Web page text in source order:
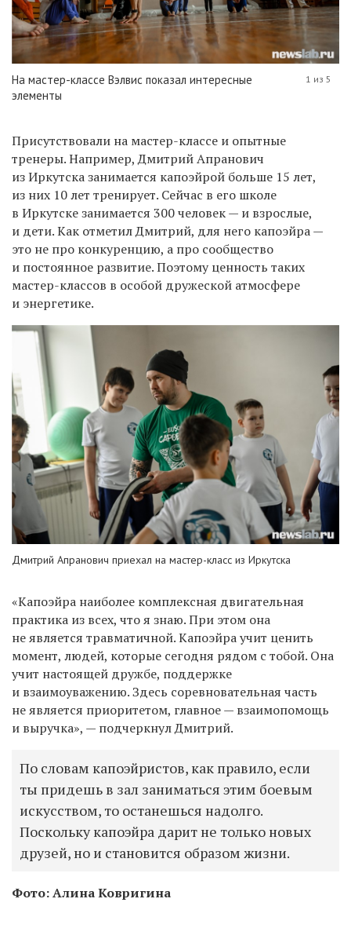
На мастер-классе Вэлвис показал интересные
элементы
1 из 5
Присутствовали на мастер-классе и опытные
тренеры. Например, Дмитрий Апранович
из Иркутска занимается капоэйрой больше 15 лет,
из них 10 лет тренирует. Сейчас в его школе
в Иркутске занимается 300 человек — и взрослые,
и дети. Как отметил Дмитрий, для него капоэйра —
это не про конкуренцию, а про сообщество
и постоянное развитие. Поэтому ценность таких
мастер-классов в особой дружеской атмосфере
и энергетике.
Дмитрий Апранович приехал на мастер-класс из Иркутска
«Капоэйра наиболее комплексная двигательная
практика из всех, что я знаю. При этом она
не является травматичной.Капоэйра учит ценить
момент, людей, которые сегодня рядом с тобой. Она
учит настоящей дружбе, поддержке
и взаимоуважению. Здесь соревновательная часть
не является приоритетом, главное — взаимопомощь
и выручка», — подчеркнул Дмитрий.
По словам капоэйристов, как правило, если
ты придешь в зал заниматься этим боевым
искусством, то останешься надолго.
Поскольку капоэйра дарит не только новых
друзей, но и становится образом жизни.
Фото: Алина Ковригина